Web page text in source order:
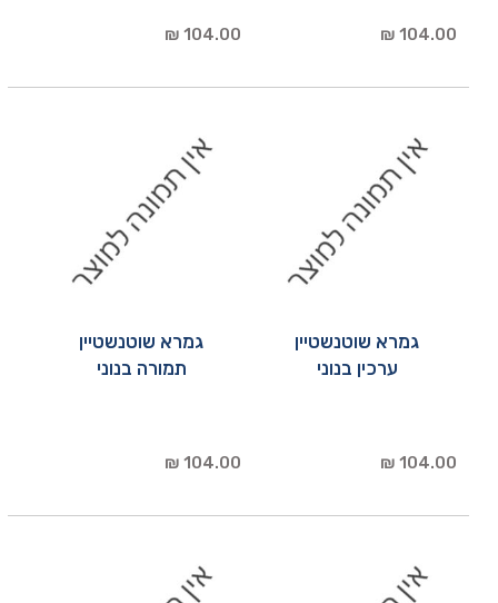
104.00 ₪
104.00 ₪
גמרא שוטנשטיין
ערכין בנוני
104.00 ₪
גמרא שוטנשטיין
תמורה בנוני
104.00 ₪